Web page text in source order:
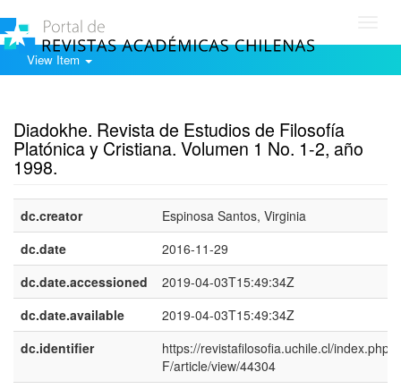
View Item
Diadokhe. Revista de Estudios de Filosofía
Platónica y Cristiana. Volumen 1 No. 1-2, año
1998.
dc.creator
Espinosa Santos, Virginia
dc.date
2016-11-29
dc.date.accessioned
2019-04-03T15:49:34Z
dc.date.available
2019-04-03T15:49:34Z
dc.identifier
https://revistafilosofia.uchile.cl/index.php/
F/article/view/44304